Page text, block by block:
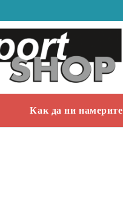
Как да ни намерите